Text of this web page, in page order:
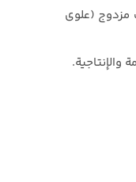
مزدوج (علوي